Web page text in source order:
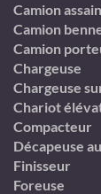
Camion
Camion
Camion
Chargeuse
Chargeuse
Chariot
Compacteur
Décapeuse
Finisseur
Foreuse